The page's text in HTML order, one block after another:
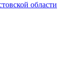
области